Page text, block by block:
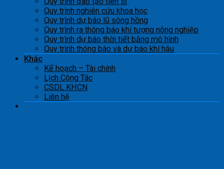
Quy trình nghiên cứu khoa học
Quy trình dự báo lũ sông hồng
Quy trình ra thông báo khí tượng nông nghiệp
Quy trình dự báo thời tiết bằng mô hình
Quy trình thông báo và dự báo khí hậu
Khác
Kế hoạch – Tài chính
Lịch Công Tác
CSDL KHCN
Liên hệ